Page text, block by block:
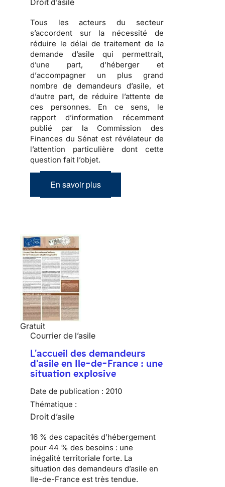
Droit d’asile
Tous les acteurs du secteur
s’accordent sur la nécessité de
réduire le délai de traitement de la
demande d’asilequi permettrait,
d’une part, d’hébergeret
d’accompagner un plus grand
nombre dedemandeurs d’asile, et
d’autre part, de réduire l’attente de
ces personnes. En ce sens, le
rapport d’information récemment
publié par la Commission des
Finances du Sénat est révélateur de
l’attention particulière dont cette
question fait l’objet.
En savoir plus
Gratuit
Courrier de l’asile
L'accueil des demandeurs
d'asile en Ile-de-France : une
situation explosive
Date de publication : 2010
Thématique :
Droit d’asile
16 % des capacités d’hébergement
pour 44 % des besoins : une
inégalité territoriale forte. La
situation des demandeurs d’asile en
Ile-de-France est très tendue.